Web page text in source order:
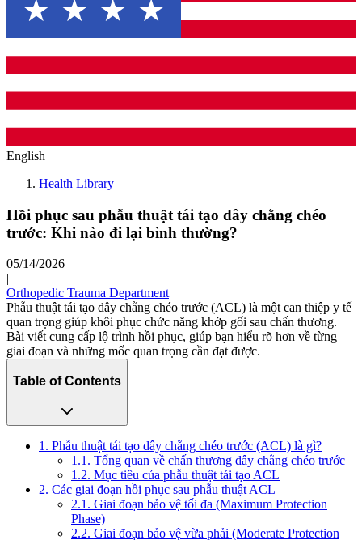
English
Health Library
Hồi phục sau phẫu thuật tái tạo dây chằng chéo
trước: Khi nào đi lại bình thường?
05/14/2026
|
Orthopedic Trauma Department
Phẫu thuật tái tạo dây chằng chéo trước (ACL) là một can thiệp y tế
quan trọng giúp khôi phục chức năng khớp gối sau chấn thương.
Bài viết cung cấp lộ trình hồi phục, giúp bạn hiểu rõ hơn về từng
giai đoạn và những mốc quan trọng cần đạt được.
Table of Contents
1. Phẫu thuật tái tạo dây chằng chéo trước (ACL) là gì?
1.1. Tổng quan về chấn thương dây chằng chéo trước
1.2. Mục tiêu của phẫu thuật tái tạo ACL
2. Các giai đoạn hồi phục sau phẫu thuật ACL
2.1. Giai đoạn bảo vệ tối đa (Maximum Protection
Phase)
2.2. Giai đoạn bảo vệ vừa phải (Moderate Protection